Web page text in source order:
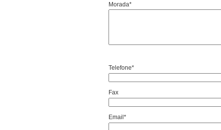
Morada*
Telefone*
Fax
Email*